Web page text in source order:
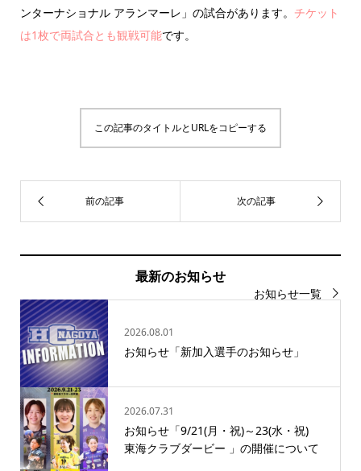
ンターナショナル アランマーレ」の試合があります。 チケット
は1枚で両試合とも観戦可能です。
この記事のタイトルとURLをコピーする
最新のお知らせ
お知らせ一覧
2026.08.01
お知らせ「新加入選手のお知らせ」
2026.07.31
お知らせ「9/21(月・祝)～23(水・祝)
東海クラブダービー 」の開催について